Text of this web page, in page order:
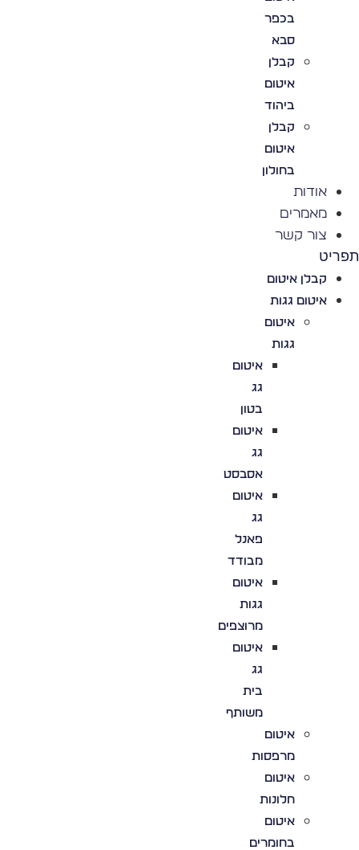
בכפר
סבא
קבלן
איטום
ביהוד
קבלן
איטום
בחולון
אודות
מאמרים
צור קשר
קבלן איטום
איטום גגות
איטום
גגות
איטום
גג
בטון
איטום
גג
אסבסט
איטום
גג
פאנל
מבודד
איטום
גגות
מרוצפים
איטום
גג
בית
משותף
איטום
מרפסות
איטום
חלונות
איטום
בחומרים